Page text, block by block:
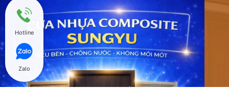
Hotline
Zalo